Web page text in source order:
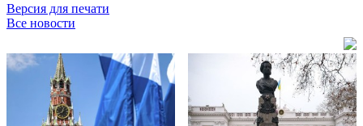
Версия для печати
Все новости